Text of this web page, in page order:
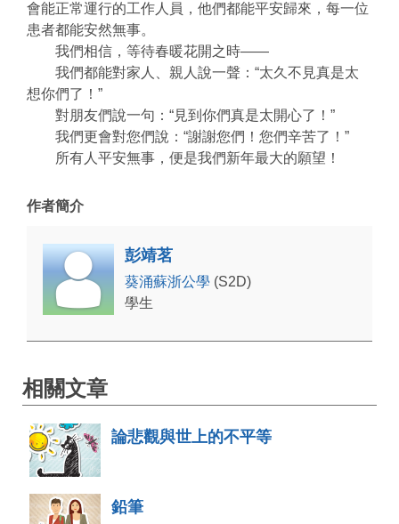
會能正常運行的工作人員，他們都能平安歸來，每一位
患者都能安然無事。
我們相信，等待春暖花開之時——
我們都能對家人、親人說一聲：“太久不見真是太
想你們了！”
對朋友們說一句：“見到你們真是太開心了！”
我們更會對您們說：“謝謝您們！您們辛苦了！”
所有人平安無事，便是我們新年最大的願望！
作者簡介
彭靖茗
葵涌蘇浙公學 (S2D)
學生
相關文章
論悲觀與世上的不平等
鉛筆